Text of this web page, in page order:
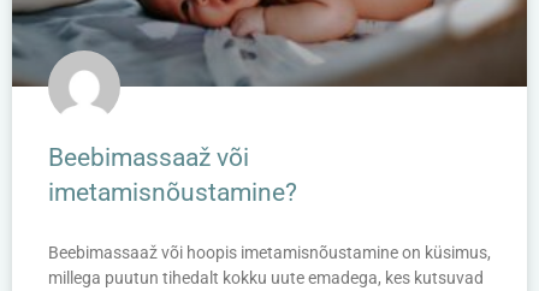
Beebimassaaž või
imetamisnõustamine?
Beebimassaaž või hoopis imetamisnõustamine on küsimus,
millega puutun tihedalt kokku uute emadega, kes kutsuvad